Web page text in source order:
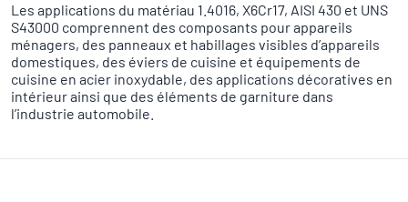
Les applications du matériau 1.4016, X6Cr17, AISI 430 et UNS
S43000 comprennent des composants pour appareils
ménagers, des panneaux et habillages visibles d’appareils
domestiques, des éviers de cuisine et équipements de
cuisine en acier inoxydable, des applications décoratives en
intérieur ainsi que des éléments de garniture dans
l’industrie automobile.